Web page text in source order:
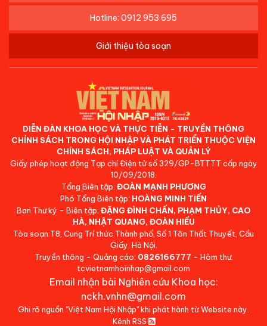
Hotline: 0912 953 695
Giới thiệu tòa soạn
DIỄN ĐÀN KHOA HỌC VÀ THỰC TIỄN - TRUYỀN THÔNG
CHÍNH SÁCH TRONG HỘI NHẬP VÀ PHÁT TRIỂN THUỘC VIỆN
CHÍNH SÁCH, PHÁP LUẬT VÀ QUẢN LÝ
Giấy phép hoạt động Tạp chí Điện tử số 329/GP-BTTTT cấp ngày
10/09/2018.
Tổng Biên tập: ĐOÀN MẠNH PHƯƠNG
Phó Tổng Biên tập: HOÀNG MINH TIẾN
Ban Thư ký - Biên tập: ĐẶNG ĐÌNH CHẤN, PHẠM THỦY, CAO
HÀ, NHẬT QUANG, ĐOÀN HIẾU
Tòa soạn:T8, Cung Trí thức Thành phố, Số 1 Tôn Thất Thuyết, Cầu
Giấy, Hà Nội.
Truyền thông - Quảng cáo: 0826166777 - Hòm thư:
tcvietnamhoinhap@gmail.com
Email nhận bài Nghiên cứu Khoa học:
nckh.vnhn@gmail.com
Ghi rõ nguồn "Việt Nam Hội Nhập" khi phát hành từ Website này.
Kênh RSS